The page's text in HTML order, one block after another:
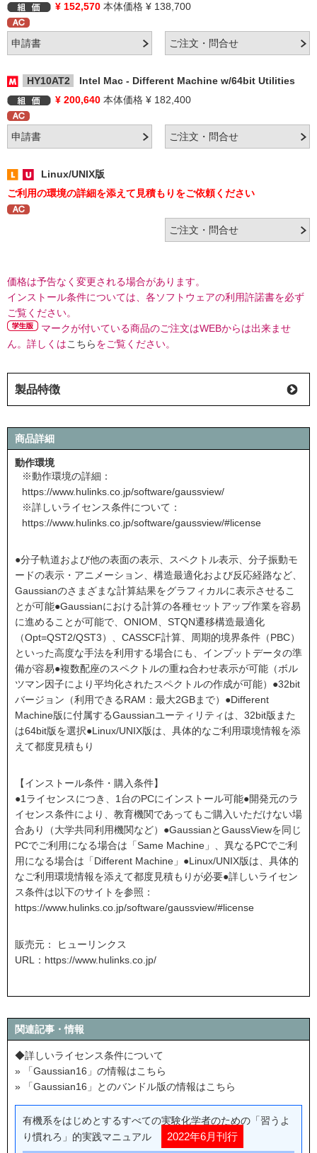
¥ 152,570 本体価格 ¥ 138,700
HY10AT2
Intel Mac - Different Machine w/64bit Utilities
¥ 200,640 本体価格 ¥ 182,400
Linux/UNIX版
ご利用の環境の詳細を添えて見積もりをご依頼ください
価格は予告なく変更される場合があります。
インストール条件については、各ソフトウェアの利用許諾書を必ず
ご覧ください。
マークが付いている商品のご注文はWEBからは出来ませ
ん。詳しくはこちらをご覧ください。
製品特徴
商品詳細
動作環境
※動作環境の詳細：
https://www.hulinks.co.jp/software/gaussview/
※詳しいライセンス条件について：
https://www.hulinks.co.jp/software/gaussview/#license
●分子軌道および他の表面の表示、スペクトル表示、分子振動モ
ードの表示・アニメーション、構造最適化および反応経路など、
Gaussianのさまざまな計算結果をグラフィカルに表示させるこ
とが可能●Gaussianにおける計算の各種セットアップ作業を容易
に進めることが可能で、ONIOM、STQN遷移構造最適化
（Opt=QST2/QST3）、CASSCF計算、周期的境界条件（PBC）
といった高度な手法を利用する場合にも、インプットデータの準
備が容易●複数配座のスペクトルの重ね合わせ表示が可能（ボル
ツマン因子により平均化されたスペクトルの作成が可能）●32bit
バージョン（利用できるRAM：最大2GBまで）●Different
Machine版に付属するGaussianユーティリティは、32bit版また
は64bit版を選択●Linux/UNIX版は、具体的なご利用環境情報を添
えて都度見積もり
【インストール条件・購入条件】
●1ライセンスにつき、1台のPCにインストール可能●開発元のラ
イセンス条件により、教育機関であってもご購入いただけない場
合あり（大学共同利用機関など）●GaussianとGaussViewを同じ
PCでご利用になる場合は「Same Machine」、異なるPCでご利
用になる場合は「Different Machine」●Linux/UNIX版は、具体的
なご利用環境情報を添えて都度見積もりが必要●詳しいライセン
ス条件は以下のサイトを参照：
https://www.hulinks.co.jp/software/gaussview/#license
販売元： ヒューリンクス
URL： https://www.hulinks.co.jp/
関連記事・情報
◆詳しいライセンス条件について
» 「Gaussian16」の情報はこちら
» 「Gaussian16」とのバンドル版の情報はこちら
有機系をはじめとするすべての実験化学者のための「習うよ
り慣れろ」的実践マニュアル
2022年6月刊行